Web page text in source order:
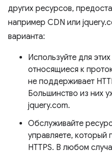
других ресурсов,
например CDN или
варианта:
Используйте для
относящиеся к
не поддерживает
Большинство из них
jquery.com.
Обслуживайте
управляете, который
HTTPS. В любом